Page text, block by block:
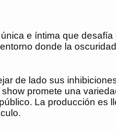
e íntima que
donde la
de lado sus
promete una
La producción es